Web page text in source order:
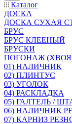
Каталог
ДОСКА
ДОСКА СУХАЯ
БРУС
БРУС КЛЕЕНЫЙ
БРУСКИ
ПОГОНАЖ
01) НАЛИЧНИК
02) ПЛИНТУС
03) УГОЛОК
04) РАСКЛАДКА
05) ГАЛТЕЛЬ /
06) НАЛИЧНИК
07) КАРНИЗ